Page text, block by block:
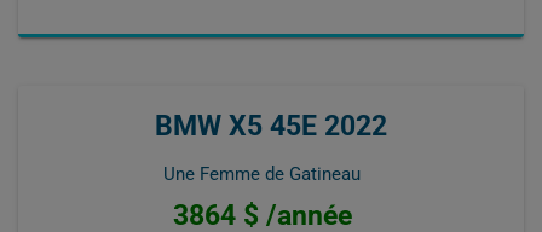
BMW X5 45E 2022
Une Femme de Gatineau
3864 $ /année